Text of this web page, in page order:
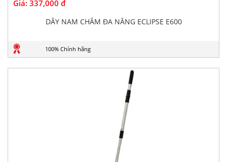
Giá: 337,000 đ
DÂY NAM CHÂM ĐA NĂNG ECLIPSE E600
100% Chính hãng